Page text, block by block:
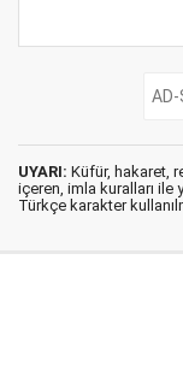
UYARI: Küfür, hakaret,
içeren, imla kuralları ile
Türkçe karakter